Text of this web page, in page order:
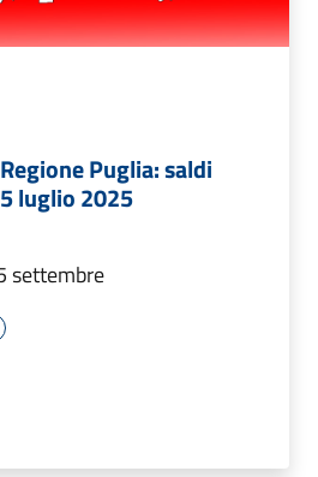
Puglia: saldi
luglio 2025
settembre